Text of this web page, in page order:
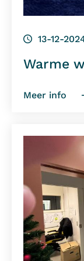
13-12-
Warme
Meer info